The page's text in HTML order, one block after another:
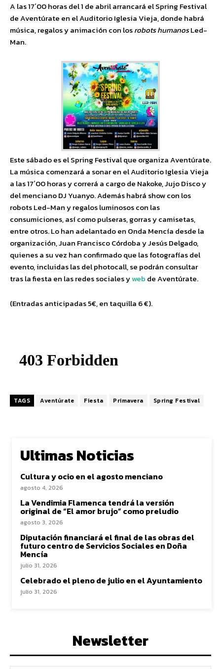
A las 17´00 horas del 1 de abril arrancará el Spring Festival
de Aventúrate en el Auditorio Iglesia Vieja, donde habrá
música, regalos y animación con losrobots humanosLed-
Man.
Este sábado es el Spring Festival que organiza Aventúrate.
La música comenzará a sonar en el Auditorio Iglesia Vieja
a las 17´00 horas y correrá a cargo de Nakoke, Jujo Disco y
del menciano DJ Yuanyo. Además habrá show con los
robots Led-Man y regalos luminosos con las
consumiciones, así como pulseras, gorras y camisetas,
entre otros. Lo han adelantado en Onda Mencía desde la
organización, Juan Francisco Córdoba y Jesús Delgado,
quienes a su vez han confirmado que las fotografías del
evento, incluidas las del photocall, se podrán consultar
tras la fiesta en las redes sociales yweb de Aventúrate.
(Entradas anticipadas 5€, en taquilla 6 €).
TAGS Aventúrate Fiesta Primavera Spring Festival
Ultimas Noticias
Cultura y ocio en el agosto menciano
agosto 4, 2026
La Vendimia Flamenca tendrá la versión
original de “El amor brujo” como preludio
agosto 3, 2026
Diputación financiará el final de las obras del
futuro centro de Servicios Sociales en Doña
Mencía
julio 31, 2026
Celebrado el pleno de julio en el Ayuntamiento
julio 31, 2026
Newsletter